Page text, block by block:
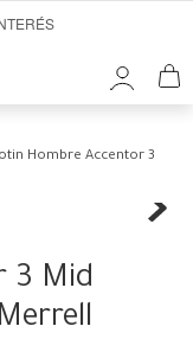
Hombre Accentor 3
3 Mid